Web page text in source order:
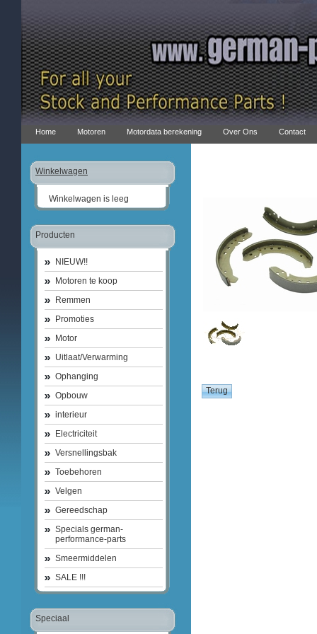
Home Motoren Motordata berekening Over Ons Contact
Winkelwagen
Winkelwagen is leeg
Producten
NIEUW!!
Motoren te koop
Remmen
Promoties
Motor
Uitlaat/Verwarming
Ophanging
Opbouw
interieur
Electriciteit
Versnellingsbak
Toebehoren
Velgen
Gereedschap
Specials german-
performance-parts
Smeermiddelen
SALE !!!
Speciaal